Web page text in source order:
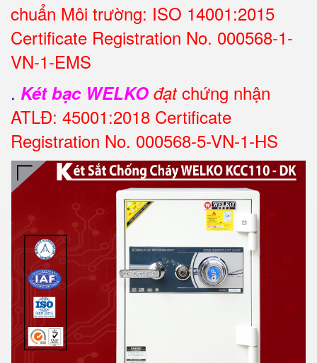
chuẩn Môi trường: ISO 14001:2015
Certificate Registration No. 000568-1-
VN-1-EMS
. Két bạc WELKO đạtchứng nhận
ATLĐ: 45001:2018 Certificate
Registration No. 000568-5-VN-1-HS